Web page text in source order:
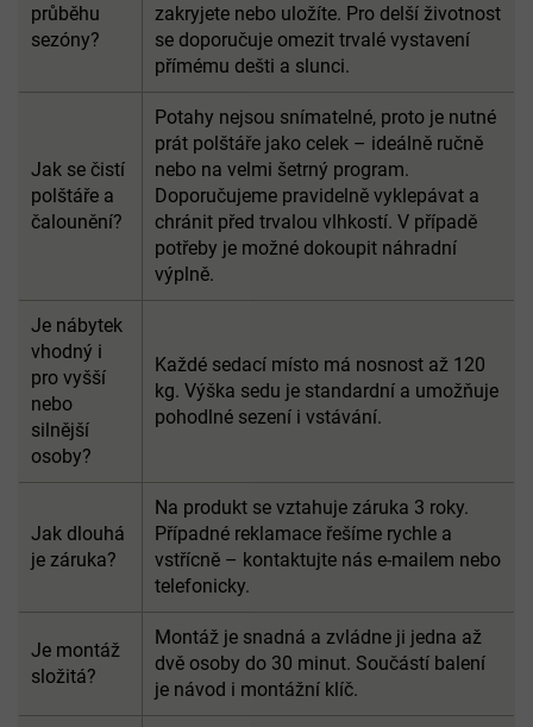
průběhu
sezóny?
zakryjete nebo uložíte. Pro delší životnost
se doporučuje omezit trvalé vystavení
přímému dešti a slunci.
Jak se čistí
polštáře a
čalounění?
Potahy nejsou snímatelné, proto je nutné
prát polštáře jako celek – ideálně ručně
nebo na velmi šetrný program.
Doporučujeme pravidelně vyklepávat a
chránit před trvalou vlhkostí. V případě
potřeby je možné dokoupit náhradní
výplně.
Je nábytek
vhodný i
pro vyšší
nebo
silnější
osoby?
Každé sedací místo má nosnost až 120
kg. Výška sedu je standardní a umožňuje
pohodlné sezení i vstávání.
Jak dlouhá
je záruka?
Na produkt se vztahuje záruka 3 roky.
Případné reklamace řešíme rychle a
vstřícně – kontaktujte nás e-mailem nebo
telefonicky.
Je montáž
složitá?
Montáž je snadná a zvládne ji jedna až
dvě osoby do 30 minut. Součástí balení
je návod i montážní klíč.